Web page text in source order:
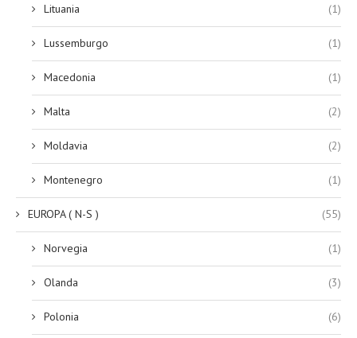
Lituania (1)
Lussemburgo (1)
Macedonia (1)
Malta (2)
Moldavia (2)
Montenegro (1)
EUROPA ( N-S ) (55)
Norvegia (1)
Olanda (3)
Polonia (6)